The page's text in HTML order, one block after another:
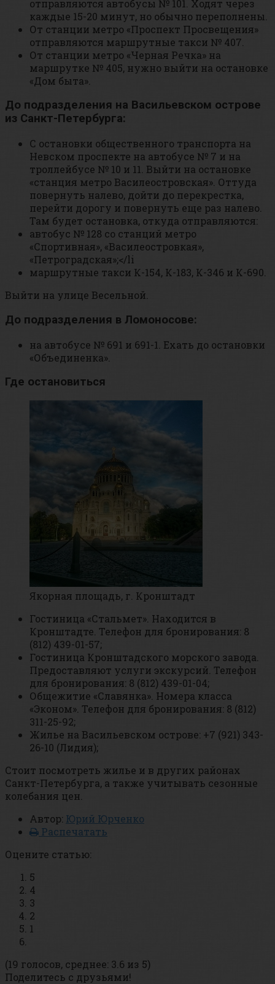
отправляются автобусы № 101. Ходят через
каждые 15-20 минут, но обычно переполнены.
От станции метро «Проспект Просвещения»
отправляются маршрутные такси № 407.
От станции метро «Черная Речка» на
маршрутке № 405, нужно выйти на остановке
«Дом быта».
До подразделения на Васильевском острове
из Санкт-Петербурга:
С остановки общественного транспорта на
Невском проспекте на автобусе № 7 и на
троллейбусе № 10 и 11. Выйти на остановке
«станция метро Василеостровская». Оттуда
повернуть налево, дойти до перекрестка,
перейти дорогу и повернуть еще раз налево.
Там будет остановка, откуда отправляются:
автобус № 128 со станций метро
«Спортивная», «Василеостровкая»,
«Петроградская»;</li
маршрутные такси К-154, К-183, К-346 и К-690.
Выйти на улице Весельной.
До подразделения в Ломоносове:
на автобусе № 691 и 691-1. Ехать до остановки
«Объединенка».
Где остановиться
Якорная площадь, г. Кронштадт
Гостиница «Стальмет». Находится в
Кронштадте. Телефон для бронирования: 8
(812) 439-01-57;
Гостиница Кронштадского морского завода.
Предоставляют услуги экскурсий. Телефон
для бронирования: 8 (812) 439-01-04;
Общежитие «Славянка». Номера класса
«Эконом». Телефон для бронирования: 8 (812)
311-25-92;
Жилье на Васильевском острове: +7 (921) 343-
26-10 (Лидия);
Стоит посмотреть жилье и в других районах
Санкт-Петербурга, а также учитывать сезонные
колебания цен.
Автор: Юрий Юрченко
Распечатать
Оцените статью:
5
4
3
2
1
(19 голосов, среднее: 3.6 из 5)
Поделитесь с друзьями!